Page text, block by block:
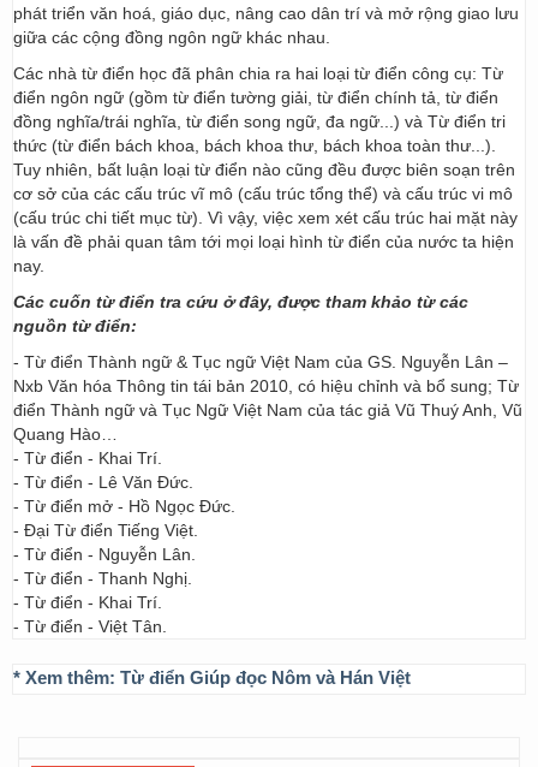
phát triển văn hoá, giáo dục, nâng cao dân trí và mở rộng giao lưu
giữa các cộng đồng ngôn ngữ khác nhau.
Các nhà từ điển học đã phân chia ra hai loại từ điển công cụ: Từ
điển ngôn ngữ (gồm từ điển tường giải, từ điển chính tả, từ điển
đồng nghĩa/trái nghĩa, từ điển song ngữ, đa ngữ...) và Từ điển tri
thức (từ điển bách khoa, bách khoa thư, bách khoa toàn thư...).
Tuy nhiên, bất luận loại từ điển nào cũng đều được biên soạn trên
cơ sở của các cấu trúc vĩ mô (cấu trúc tổng thể) và cấu trúc vi mô
(cấu trúc chi tiết mục từ). Vì vậy, việc xem xét cấu trúc hai mặt này
là vấn đề phải quan tâm tới mọi loại hình từ điển của nước ta hiện
nay.
Các cuốn từ điển tra cứu ở đây, được tham khảo từ các
nguồn từ điển:
- Từ điển Thành ngữ & Tục ngữ Việt Nam của GS. Nguyễn Lân –
Nxb Văn hóa Thông tin tái bản 2010, có hiệu chỉnh và bổ sung; Từ
điển Thành ngữ và Tục Ngữ Việt Nam của tác giả Vũ Thuý Anh, Vũ
Quang Hào…
- Từ điển - Khai Trí.
- Từ điển - Lê Văn Đức.
- Từ điển mở - Hồ Ngọc Đức.
- Đại Từ điển Tiếng Việt.
- Từ điển - Nguyễn Lân.
- Từ điển - Thanh Nghị.
- Từ điển - Khai Trí.
- Từ điển - Việt Tân.
* Xem thêm: Từ điển Giúp đọc Nôm và Hán Việt